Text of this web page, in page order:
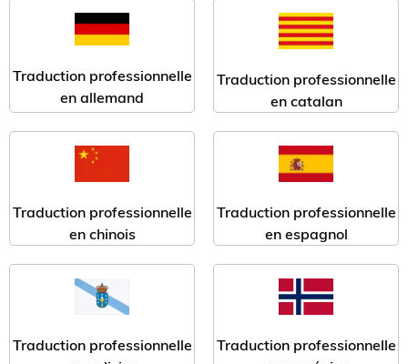
Traduction professionnelle
en allemand
Traduction professionnelle
en catalan
Traduction professionnelle
en chinois
Traduction professionnelle
en espagnol
Traduction professionnelle
Traduction professionnelle